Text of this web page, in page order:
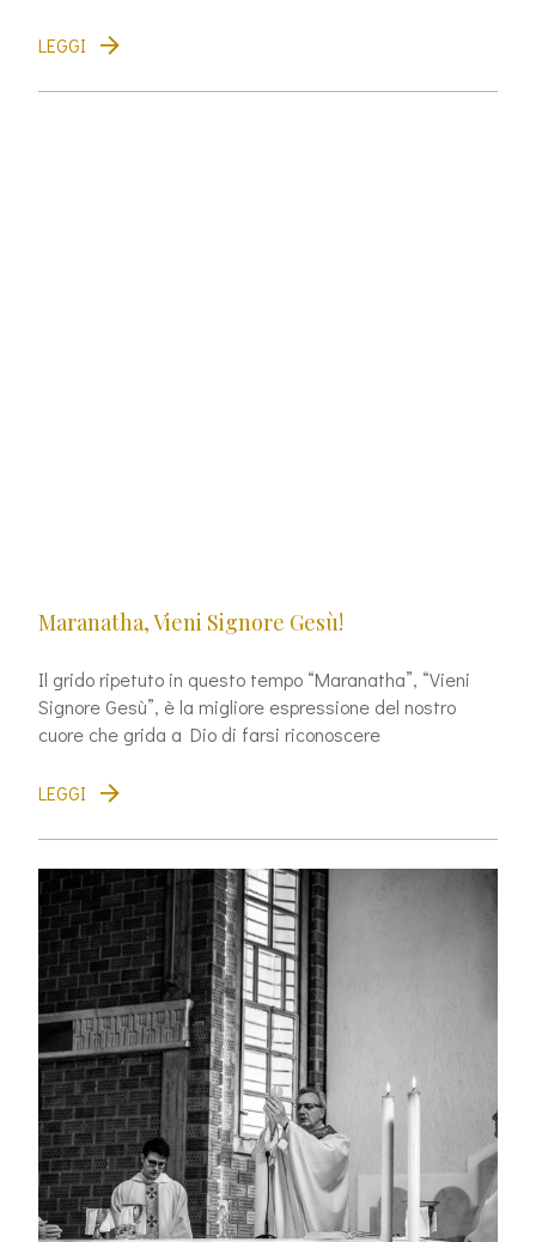
LEGGI
Maranatha, Vieni Signore Gesù!
Il grido ripetuto in questo tempo “Maranatha”, “Vieni
Signore Gesù”, è la migliore espressione del nostro
cuore che grida a Dio di farsi riconoscere
LEGGI